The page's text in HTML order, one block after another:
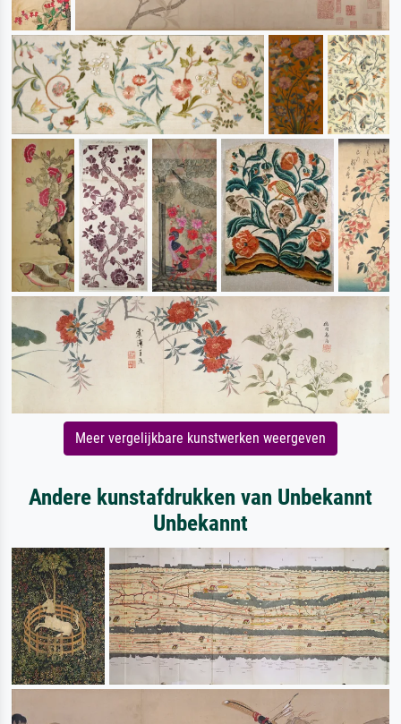
Meer vergelijkbare kunstwerken weergeven
Andere kunstafdrukken van Unbekannt
Unbekannt